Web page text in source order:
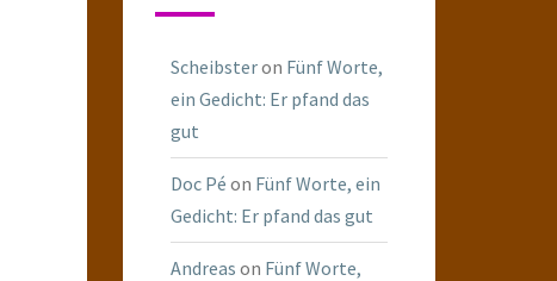
Scheibsteron Fünf Worte,
ein Gedicht: Er pfand das
gut
Doc Pé on Fünf Worte, ein
Gedicht: Er pfand das gut
Andreas on Fünf Worte,